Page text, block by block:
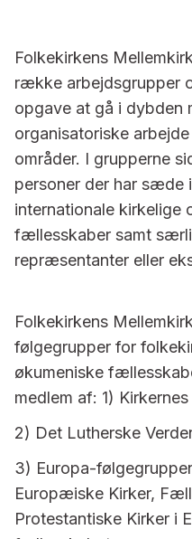
Folkekirkens
række arbejdsgrupper
opgave at gå i dybden
organisatoriske
områder. I grupperne
personer der har sæde
internationale kirkelige
fællesskaber samt
repræsentanter eller
Folkekirkens
følgegrupper for
økumeniske
medlem af: 1)
2) Det Lutherske
3) Europa-
Europæiske Kirker,
Protestantiske Kirker i